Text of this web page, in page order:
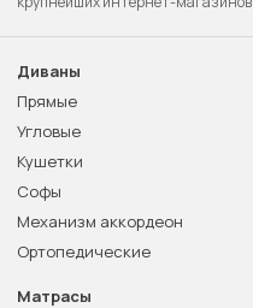
Диваны
Прямые
Угловые
Кушетки
Софы
Механизм аккордеон
Ортопедические
Матрасы